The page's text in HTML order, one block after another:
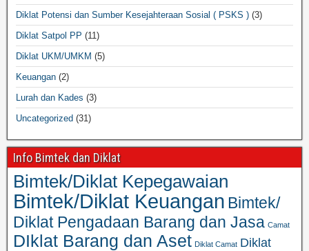
Diklat Potensi dan Sumber Kesejahteraan Sosial ( PSKS ) (3)
Diklat Satpol PP (11)
Diklat UKM/UMKM (5)
Keuangan (2)
Lurah dan Kades (3)
Uncategorized (31)
Info Bimtek dan Diklat
Bimtek/Diklat Kepegawaian
Bimtek/Diklat Keuangan Bimtek/
Diklat Pengadaan Barang dan Jasa Camat
DIklat Barang dan Aset Diklat Camat Diklat